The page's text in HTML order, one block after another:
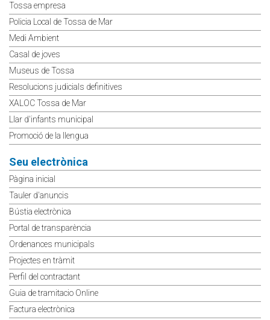
Tossa empresa
Policia Local de Tossa de Mar
Medi Ambient
Casal de joves
Museus de Tossa
Resolucions judicials definitives
XALOC Tossa de Mar
Llar d'infants municipal
Promoció de la llengua
Seu electrònica
Pàgina inicial
Tauler d'anuncis
Bústia electrònica
Portal de transparència
Ordenances municipals
Projectes en tràmit
Perfil del contractant
Guia de tramitacio Online
Factura electrònica